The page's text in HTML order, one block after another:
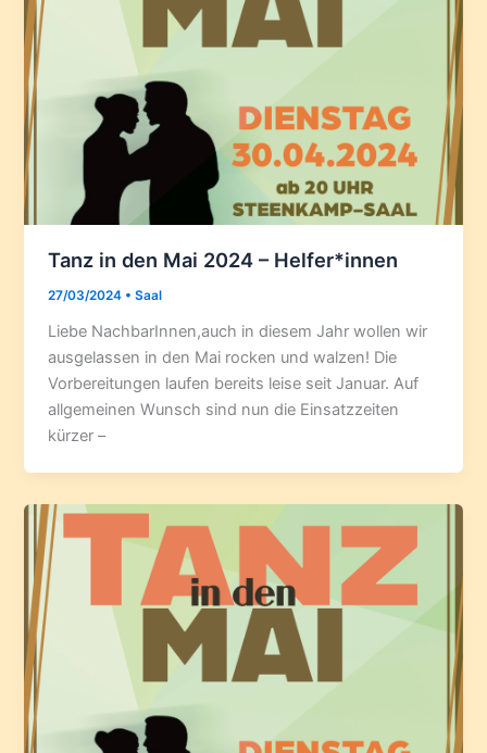
Tanz in den Mai 2024 – Helfer*innen
27/03/2024 •Saal
Liebe NachbarInnen,auch in diesem Jahr wollen wir
ausgelassen in den Mai rocken und walzen! Die
Vorbereitungen laufen bereits leise seit Januar. Auf
allgemeinen Wunsch sind nun die Einsatzzeiten
kürzer –